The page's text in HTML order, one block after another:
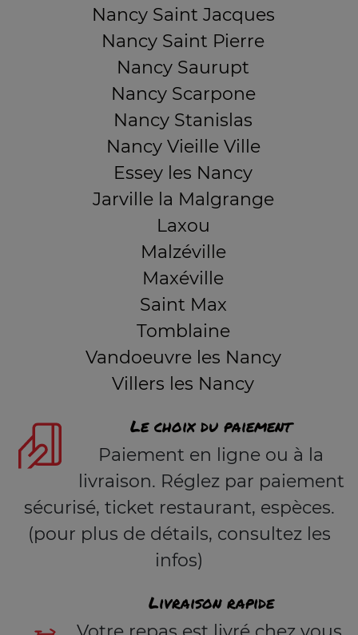
Nancy Saint Jacques
Nancy Saint Pierre
Nancy Saurupt
Nancy Scarpone
Nancy Stanislas
Nancy Vieille Ville
Essey les Nancy
Jarville la Malgrange
Laxou
Malzéville
Maxéville
Saint Max
Tomblaine
Vandoeuvre les Nancy
Villers les Nancy
Le choix du paiement
Paiement en ligne ou à la
livraison. Réglez par paiement
sécurisé, ticket restaurant, espèces.
(pour plus de détails, consultez les
infos)
Livraison rapide